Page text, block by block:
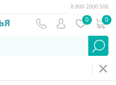
8 800 2000 500
0 0